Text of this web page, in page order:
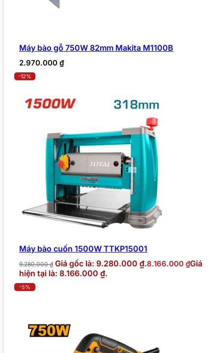
Máy bào gỗ 750W 82mm Makita M1100B
2.970.000 ₫
-12%
Máy bào cuốn 1500W TTKP15001
9.280.000₫ Giá gốc là: 9.280.000 ₫.8.166.000 ₫Giá
hiện tại là: 8.166.000 ₫.
-5%